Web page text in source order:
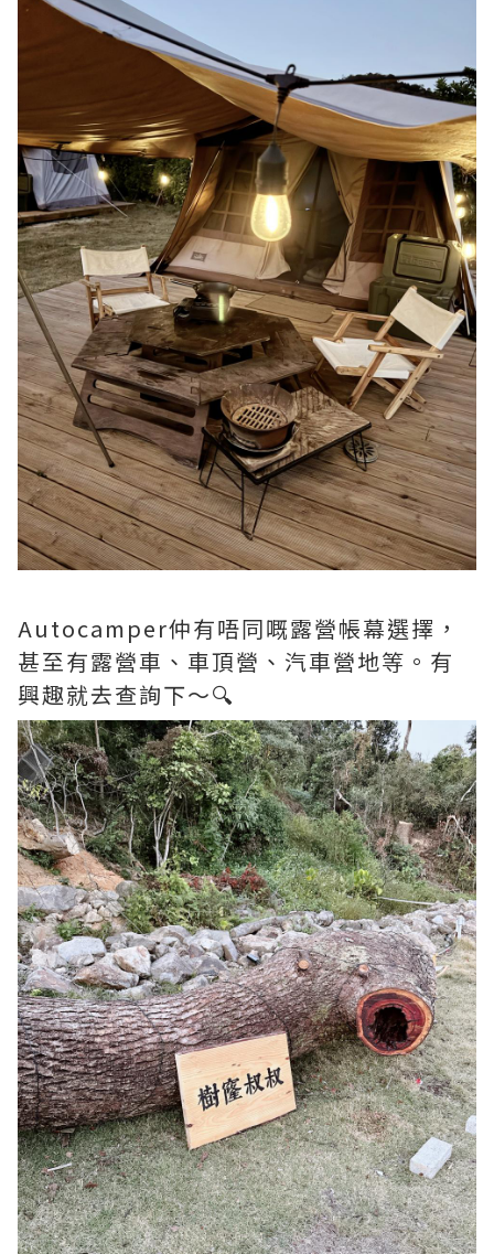
Autocamper仲有唔同嘅露營帳幕選擇，
甚至有露營車、車頂營、汽車營地等。有
興趣就去查詢下～🔍